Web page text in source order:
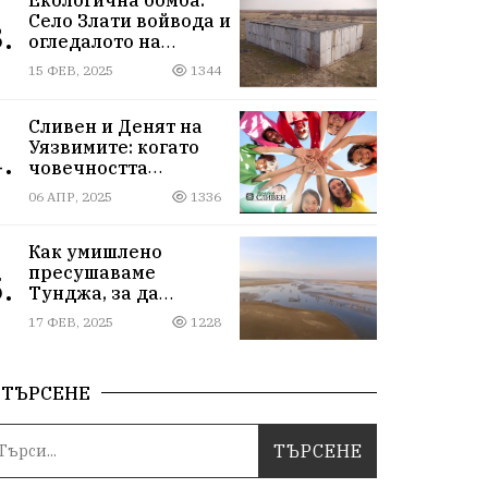
Село Злати войвода и
огледалото на
управлението
15 ФЕВ, 2025 1344
Сливен и Денят на
Уязвимите: когато
човечността
надмогва
предразсъдъците
06 АПР, 2025 1336
Как умишлено
пресушаваме
Тунджа, за да
пълним Марица и…
джобовете на частни
17 ФЕВ, 2025 1228
ТЪРСЕНЕ